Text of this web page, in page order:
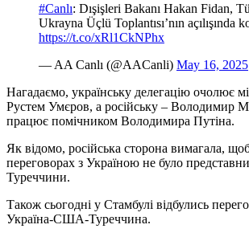
#Canlı: Dışişleri Bakanı Hakan Fidan,
Ukrayna Üçlü Toplantısı’nın açılışında
https://t.co/xRl1CkNPhx
— AA Canlı (@AACanli) May 16, 2025
Нагадаємо, українську делегацію очолює
Рустем Умєров, а російську – Володимир
працює помічником Володимира Путіна.
Як відомо, російська сторона вимагала,
переговорах з Україною не було
Туреччини.
Також сьогодні у Стамбулі відбулись
Україна-США-Туреччина.